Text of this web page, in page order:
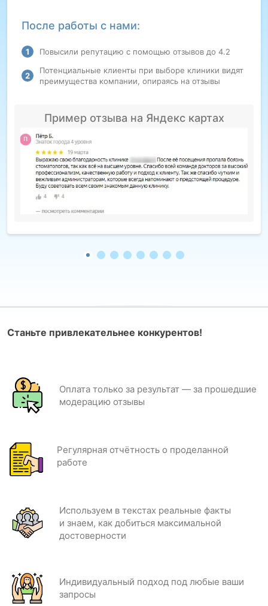
После работы с нами:
Повысили репутацию с помощью отзывов до 4.2
Потенциальные клиенты при выборе клиники видят
преимущества компании, опираясь на отзывы
Пример отзыва на Яндекс картах
Станьте привлекательнее конкурентов!
Оплата только за результат — за прошедшие
модерацию отзывы
Регулярная отчётность о проделанной
работе
Используем в текстах реальные факты
и знаем, как добиться максимальной
достоверности
Индивидуальный подход под любые ваши
запросы